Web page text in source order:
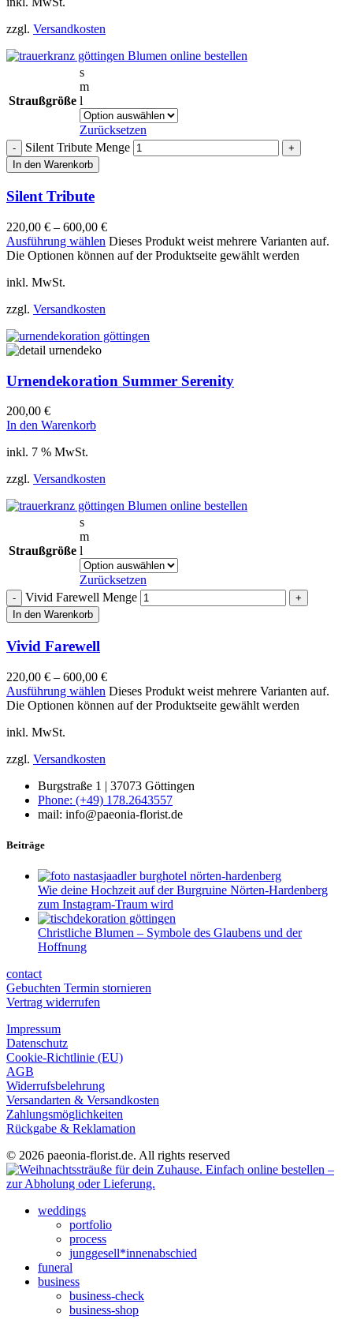
zzgl. Versandkosten
Straußgröße
s
m
l
Zurücksetzen
Silent Tribute Menge
In den Warenkorb
Silent Tribute
220,00 € – 600,00 €
Ausführung wählen Dieses Produkt weist mehrere Varianten auf.
Die Optionen können auf der Produktseite gewählt werden
inkl. MwSt.
zzgl. Versandkosten
Urnendekoration Summer Serenity
200,00 €
In den Warenkorb
inkl. 7 % MwSt.
zzgl. Versandkosten
Straußgröße
s
m
l
Zurücksetzen
Vivid Farewell Menge
In den Warenkorb
Vivid Farewell
220,00 € – 600,00 €
Ausführung wählen Dieses Produkt weist mehrere Varianten auf.
Die Optionen können auf der Produktseite gewählt werden
inkl. MwSt.
zzgl. Versandkosten
Burgstraße 1 | 37073 Göttingen
Phone: (+49) 178.2643557
mail: info@paeonia-florist.de
Beiträge
Wie deine Hochzeit auf der Burgruine Nörten-Hardenberg
zum Instagram-Traum wird
Christliche Blumen – Symbole des Glaubens und der
Hoffnung
contact
Gebuchten Termin stornieren
Vertrag widerrufen
Impressum
Datenschutz
Cookie-Richtlinie (EU)
AGB
Widerrufsbelehrung
Versandarten & Versandkosten
Zahlungsmöglichkeiten
Rückgabe & Reklamation
© 2026 paeonia-florist.de. All rights reserved
weddings
portfolio
process
junggesell*innenabschied
funeral
business
business-check
business-shop